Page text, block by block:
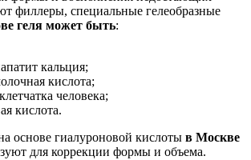
филлеры, специальные гелеобразные
геля может быть:
кальция;
кислота;
человека;
кислота.
основе гиалуроновой кислоты в Москве
для коррекции формы и объема.